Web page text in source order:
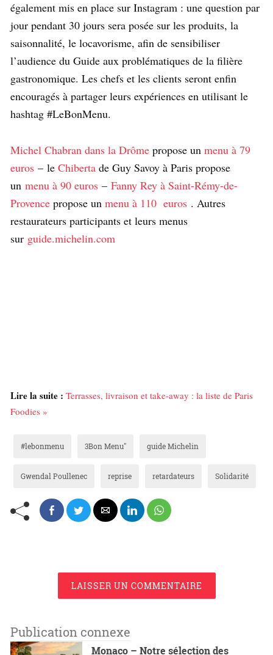
également mis en place sur Instagram : une question par
jour pendant 30 jours sera posée sur les produits, la
saisonnalité, le locavorisme, afin de sensibiliser
l’audience du Guide aux problématiques de la filière
gastronomique. Les chefs et les clients seront enfin
encouragés à partager leurs expériences en utilisant le
hashtag #LeBonMenu.
Michel Chabran dans la Drôme propose un menu à 79
euros – le Chiberta de Guy Savoy à Paris propose
un menu à 90 euros – Fanny Rey à Saint-Rémy-de-
Provence propose un menu à 110 euros . Autres
restaurateurs participants et leurs menus
sur guide.michelin.com
Lire la suite : Terrasses, livraison et take-away : la liste de Paris
Foodies »
#lebonmenu 3Bon Menu" guide Michelin
Gwendal Poullenec reprise retardateurs Solidarité
LAISSER UN COMMENTAIRE
Publication connexe
Monaco – Notre sélection des